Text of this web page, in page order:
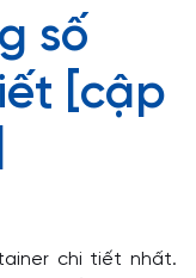
số
[cập
chi tiết nhất.